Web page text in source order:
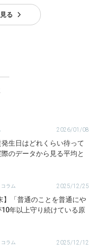
る
2026/01/08
発生日はどれくらい待って
のデータから見る平均と
コラム 2025/12/25
】「普通のことを普通にや
年以上守り続けている原
コラム 2025/12/12